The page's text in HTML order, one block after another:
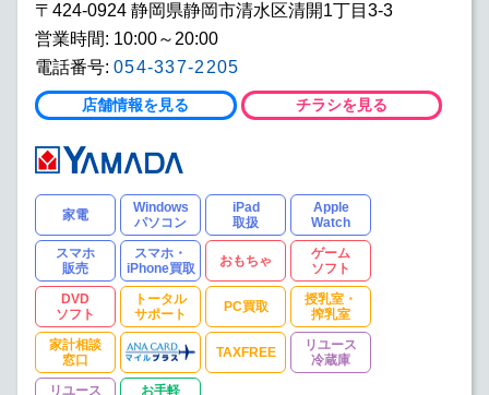
〒424-0924 静岡県静岡市清水区清開1丁目3-3
営業時間: 10:00～20:00
電話番号: 054-337-2205
店舗情報を見る チラシを見る
家電
Windows
パソコン
iPad
取扱
Apple
Watch
スマホ
販売
スマホ・
iPhone買取
おもちゃ
ゲーム
ソフト
DVD
ソフト
トータル
サポート
PC買取
授乳室・
搾乳室
家計相談
窓口
TAXFREE
リユース
冷蔵庫
リユース
お手軽